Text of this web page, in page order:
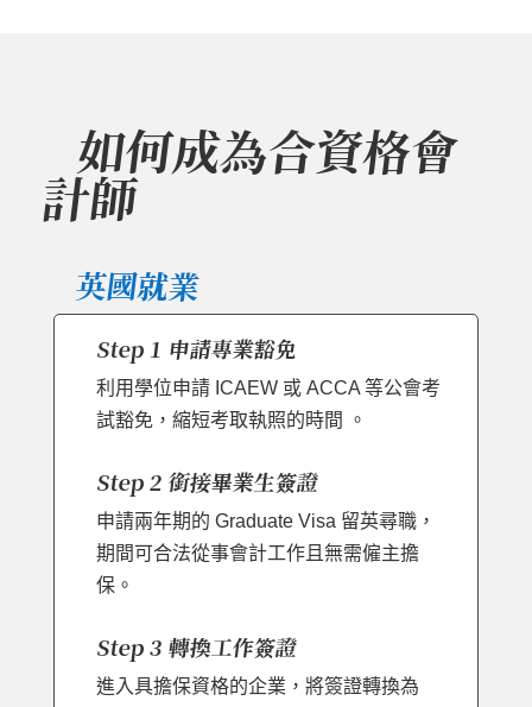
如何成為合資格會
計師
英國就業
Step 1 申請專業豁免
利用學位申請 ICAEW 或 ACCA 等公會考
試豁免，縮短考取執照的時間 。
Step 2 銜接畢業生簽證
申請兩年期的 Graduate Visa 留英尋職，
期間可合法從事會計工作且無需僱主擔
保。
Step 3 轉換工作簽證
進入具擔保資格的企業，將簽證轉換為